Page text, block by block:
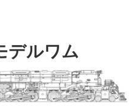
デルワム